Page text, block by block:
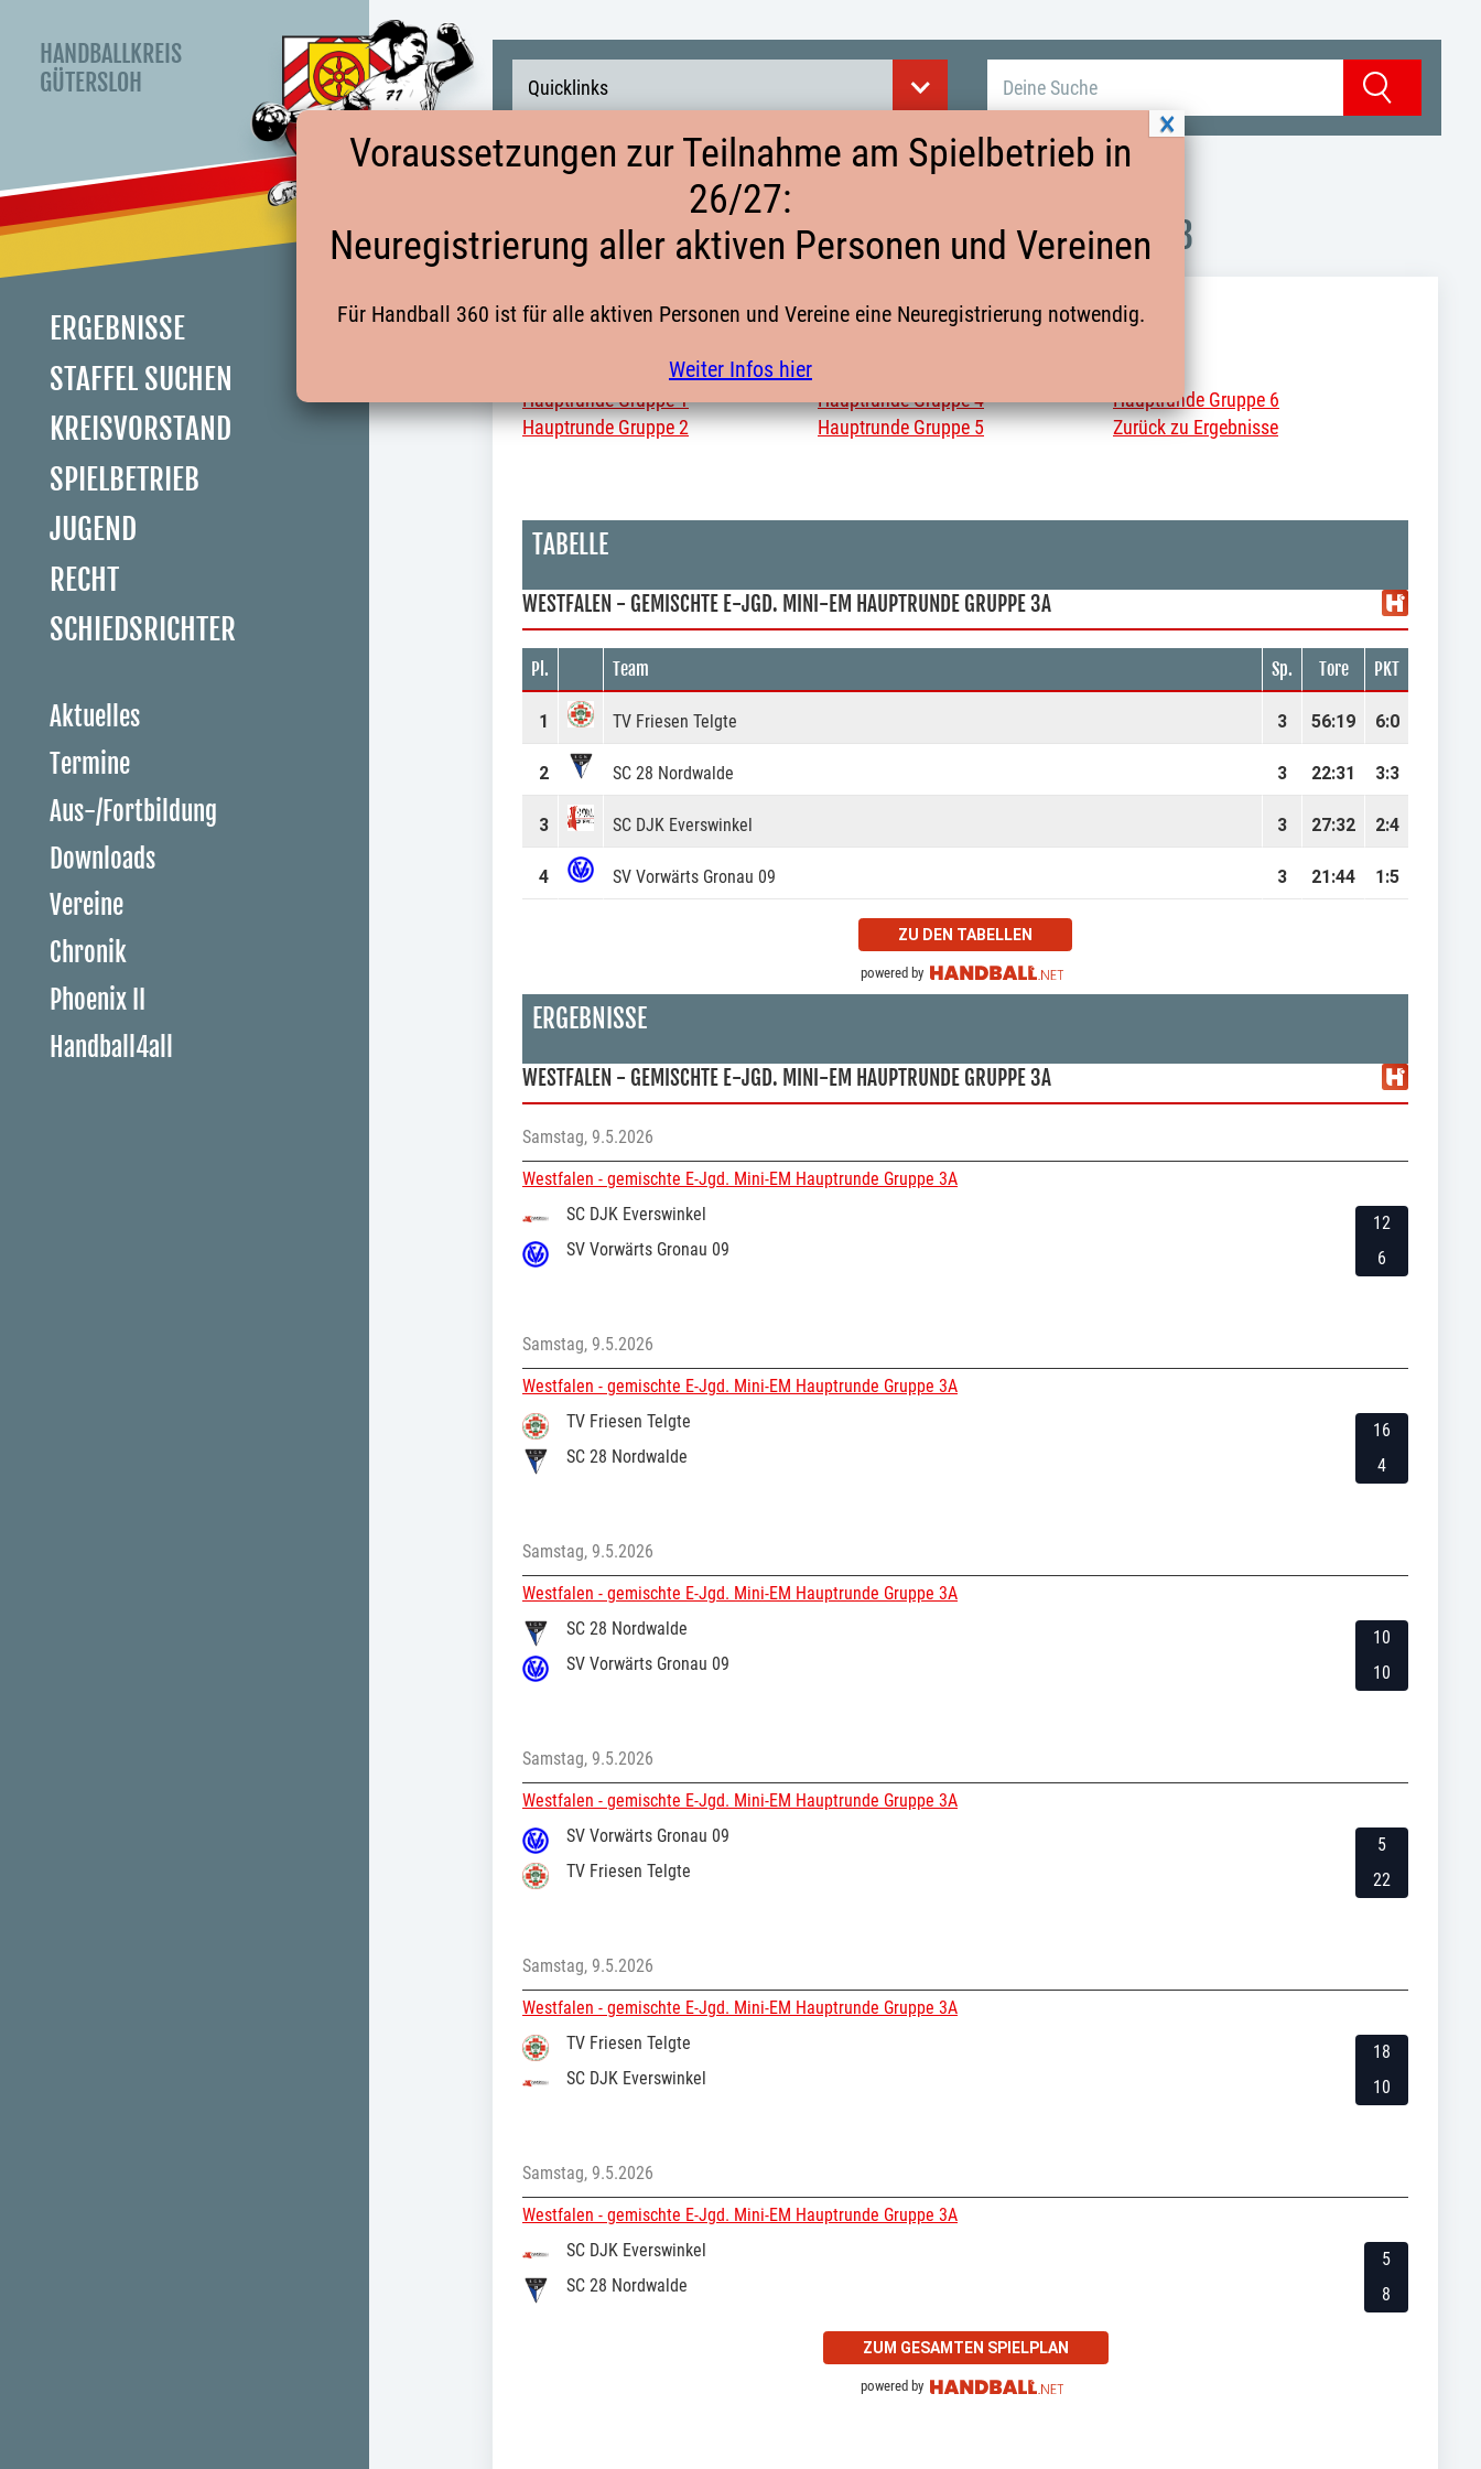
HANDBALLKREIS
GÜTERSLOH
ERGEBNISSE
STAFFEL SUCHEN
KREISVORSTAND
SPIELBETRIEB
JUGEND
RECHT
SCHIEDSRICHTER
Aktuelles
Termine
Aus-/Fortbildung
Downloads
Vereine
Chronik
Phoenix II
Handball4all
Quicklinks Suchen
MÄNNLICHE E-JGD. MINI-EM HAUPTRUNDE GRUPPE 3
Hauptrunde Gruppe 1
Hauptrunde Gruppe 2
Hauptrunde Gruppe 4
Hauptrunde Gruppe 5
Hauptrunde Gruppe 6
Zurück zu Ergebnisse
TABELLE
WESTFALEN - GEMISCHTE E-JGD. MINI-EM HAUPTRUNDE GRUPPE 3A
Pl. Team Sp. Tore PKT
1 TV Friesen Telgte 3 56:19 6:0
2 SC 28 Nordwalde 3 22:31 3:3
3 SC DJK Everswinkel 3 27:32 2:4
4 SV Vorwärts Gronau 09 3 21:44 1:5
ZU DEN TABELLEN
powered by
ERGEBNISSE
WESTFALEN - GEMISCHTE E-JGD. MINI-EM HAUPTRUNDE GRUPPE 3A
Samstag, 9.5.2026
Westfalen - gemischte E-Jgd. Mini-EM Hauptrunde Gruppe 3A
SC DJK Everswinkel
SV Vorwärts Gronau 09
12
6
Samstag, 9.5.2026
Westfalen - gemischte E-Jgd. Mini-EM Hauptrunde Gruppe 3A
TV Friesen Telgte
SC 28 Nordwalde
16
4
Samstag, 9.5.2026
Westfalen - gemischte E-Jgd. Mini-EM Hauptrunde Gruppe 3A
SC 28 Nordwalde
SV Vorwärts Gronau 09
10
10
Samstag, 9.5.2026
Westfalen - gemischte E-Jgd. Mini-EM Hauptrunde Gruppe 3A
SV Vorwärts Gronau 09
TV Friesen Telgte
5
22
Samstag, 9.5.2026
Westfalen - gemischte E-Jgd. Mini-EM Hauptrunde Gruppe 3A
TV Friesen Telgte
SC DJK Everswinkel
18
10
Samstag, 9.5.2026
Westfalen - gemischte E-Jgd. Mini-EM Hauptrunde Gruppe 3A
SC DJK Everswinkel
SC 28 Nordwalde
5
8
ZUM GESAMTEN SPIELPLAN
powered by
Voraussetzungen zur Teilnahme am Spielbetrieb in
26/27:
Neuregistrierung aller aktiven Personen und Vereinen
Für Handball 360 ist für alle aktiven Personen und Vereine eine Neuregistrierung notwendig.
Weiter Infos hier